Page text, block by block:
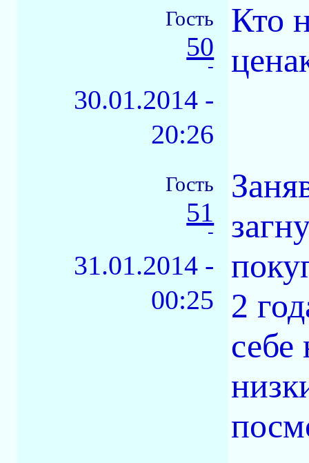
Гость
50
-
30.01.2014 -
20:26
Кто
Гость
51
-
31.01.2014 -
00:25
2